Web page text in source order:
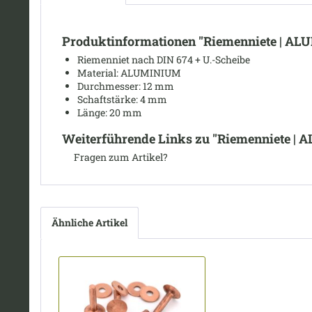
Produktinformationen "Riemenniete |
Riemenniet nach DIN 674 + U.-Scheibe
Material: ALUMINIUM
Durchmesser: 12 mm
Schaftstärke: 4 mm
Länge:20 mm
Weiterführende Links zu "Riemenniete |
Fragen zum Artikel?
Ähnliche Artikel